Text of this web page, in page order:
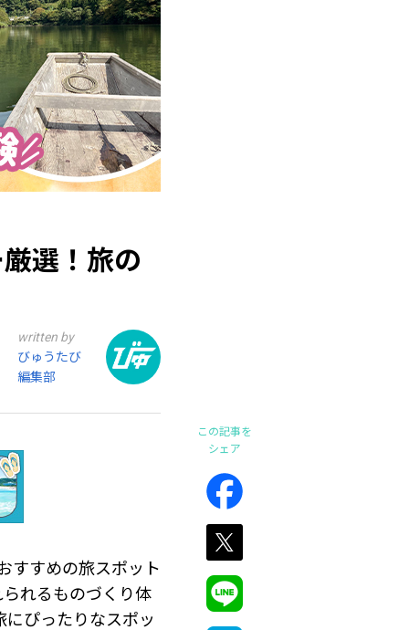
選！旅の
written by
びゅうたび
編集部
すすめの旅スポット
れるものづくり体
ぴったりなスポッ
この記事を
シェア